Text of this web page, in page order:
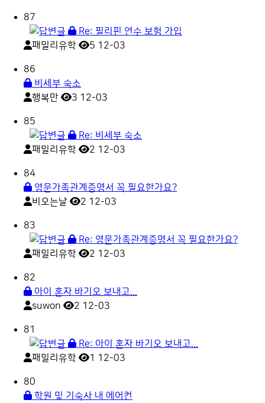
87
Re: 필리핀 연수 보험 가입
패밀리유학
5 12-03
86
비세부 숙소
행복만
3 12-03
85
Re: 비세부 숙소
패밀리유학
2 12-03
84
영문가족관계증명서 꼭 필요한가요?
비오는날
2 12-03
83
Re: 영문가족관계증명서 꼭 필요한가요?
패밀리유학
2 12-03
82
아이 혼자 바기오 보내고...
suwon
2 12-03
81
Re: 아이 혼자 바기오 보내고...
패밀리유학
1 12-03
80
학원 및 기숙사 내 에어컨